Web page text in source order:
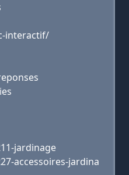
interactif/
jardinage
accessoires-jardina